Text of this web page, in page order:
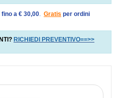
a € 30,00 Gratis per ordini
RICHIEDI PREVENTIVO==>>